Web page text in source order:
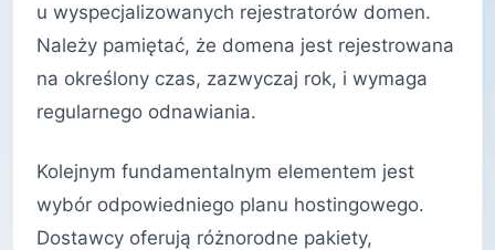
u wyspecjalizowanych rejestratorów domen.
Należy pamiętać, że domena jest rejestrowana
na określony czas, zazwyczaj rok, i wymaga
regularnego odnawiania.
Kolejnym fundamentalnym elementem jest
wybór odpowiedniego planu hostingowego.
Dostawcy oferują różnorodne pakiety,